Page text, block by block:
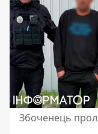
Збоченець